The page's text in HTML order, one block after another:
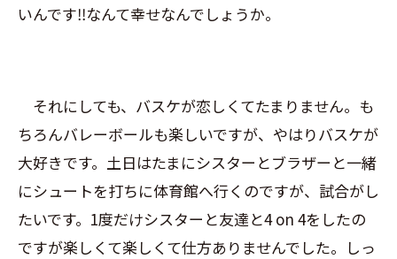
いんです‼︎なんて幸せなんでしょうか。
それにしても、バスケが恋しくてたまりません。も
ちろんバレーボールも楽しいですが、やはりバスケが
大好きです。土日はたまにシスターとブラザーと一緒
にシュートを打ちに体育館へ行くのですが、試合がし
たいです。1度だけシスターと友達と4 on 4をしたの
ですが楽しくて楽しくて仕方ありませんでした。しっ